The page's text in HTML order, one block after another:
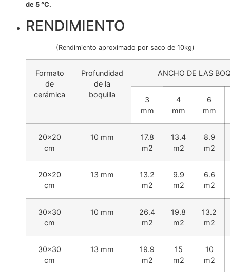
de 5 °C.
RENDIMIENTO
(Rendimiento aproximado por saco de 10kg)
Formato
de
cerámica
Profundidad
de la
boquilla
ANCHO DE LAS
3
mm
4
mm
6
mm
20×20
cm
10 mm
17.8
m2
13.4
m2
8.9
m2
20×20
cm
13 mm
13.2
m2
9.9
m2
6.6
m2
30×30
cm
10 mm
26.4
m2
19.8
m2
13.2
m2
30×30
cm
13 mm
19.9
m2
15
m2
10
m2